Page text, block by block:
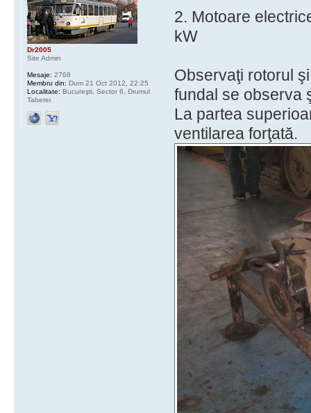
2. Motoare
kW
Observaţi rotorul
fundal se observa
La partea
ventilarea forţată.
Dr2005
Site Admin
Mesaje: 2768
Membru din: Dum 21 Oct 2012, 22:25
Localitate: Bucureşti, Sector 6, Drumul
Taberei